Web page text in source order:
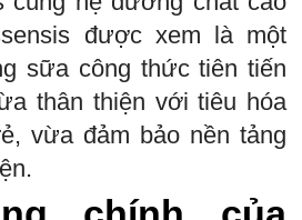
được xem là một
sữa công thức tiên tiến
thân thiện với tiêu hóa
vừa đảm bảo nền tảng